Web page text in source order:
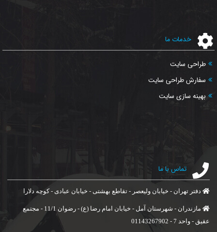
خدمات ما
طراحی سایت
سفارش طراحی سایت
بهینه سازی سایت
تماس با ما
دفتر تهران - خیابان ولیعصر - تقاطع بهشتی - خیابان عبادی - کوچه دلارا
مازندران - شهرستان آمل - خیابان امام رضا (ع) - رضوان 11/1 - مجتمع
عقیق - واحد 7 - 01143267902